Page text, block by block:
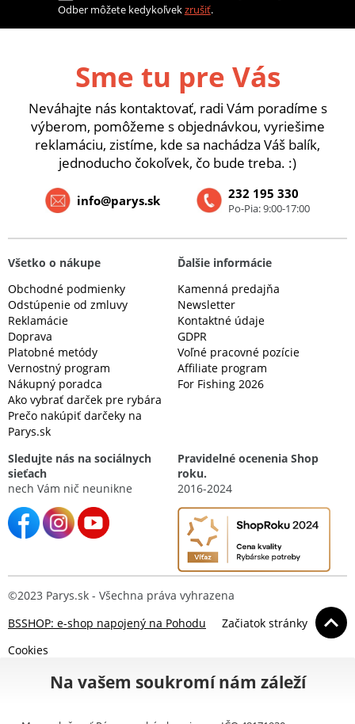
Odber môžete kedykoľvekzrušiť.
Sme tu pre Vás
Neváhajte nás kontaktovať, radi Vám poradíme s
výberom, pomôžeme s objednávkou, vyriešime
reklamáciu, zistíme, kde sa nachádza Váš balík,
jednoducho čokoľvek, čo bude treba. :)
232 195 330
Po-Pia: 9:00-17:00
info@parys.sk
Všetko o nákupe
Obchodné podmienky
Odstúpenie od zmluvy
Reklamácie
Doprava
Platobné metódy
Vernostný program
Nákupný poradca
Ako vybrať darček pre rybára
Prečo nakúpiť darčeky na
Parys.sk
Ďalšie informácie
Kamenná predajňa
Newsletter
Kontaktné údaje
GDPR
Voľné pracovné pozície
Affiliate program
For Fishing 2026
Sledujte nás na sociálnych
sieťach
nech Vám nič neunikne
Pravidelné ocenenia Shop
roku.
2016-2024
©2023 Parys.sk - Všechna práva vyhrazena
BSSHOP: e-shop napojený na Pohodu
Začiatok stránky
Cookies
Na vašem soukromí nám záleží